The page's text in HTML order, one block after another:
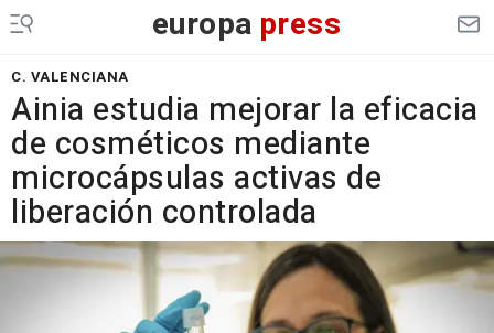
europa press
C. VALENCIANA
Ainia estudia mejorar la eficacia
de cosméticos mediante
microcápsulas activas de
liberación controlada